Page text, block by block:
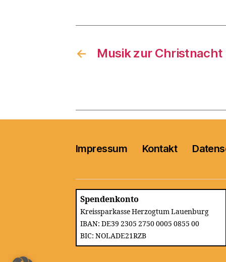
← Musik zur Christnacht
Impressum Kontakt
Spendenkonto
Kreissparkasse Herzogtum Lauenburg
IBAN: DE39 2305 2750 0005 0855 00
BIC: NOLADE21RZB